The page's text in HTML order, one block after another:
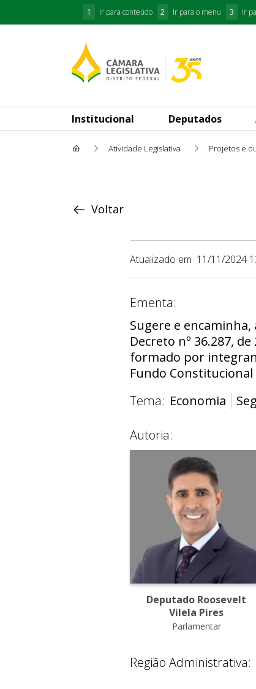
1 Ir para conteúdo 2 Ir para o menu 3 Ir
Institucional Deputados
Atividade Legislativa Projetos e
Voltar
Atualizado em 11/11/2024
Ementa:
Sugere e
Decreto nº 36.287,
formado por
Fundo
Tema: Economia
Autoria:
Deputado Roosevelt
Vilela Pires
Parlamentar
Região Administrativa: